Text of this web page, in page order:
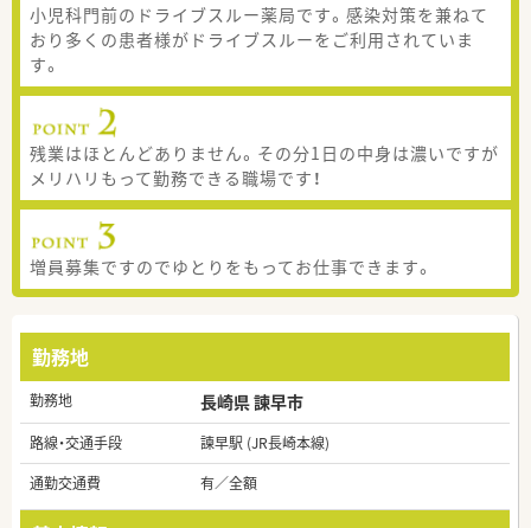
小児科門前のドライブスルー薬局です。感染対策を兼ねて
おり多くの患者様がドライブスルーをご利用されていま
す。
残業はほとんどありません。その分1日の中身は濃いですが
メリハリもって勤務できる職場です！
増員募集ですのでゆとりをもってお仕事できます。
勤務地
勤務地 長崎県 諫早市
路線・交通手段
諫早駅 (JR長崎本線)
通勤交通費
有／全額